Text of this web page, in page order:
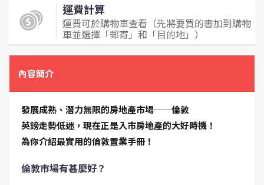
運費計算
運費可於購物車查看（先將要買的書加到購物
車並選擇「郵寄」和「目的地」）
內容簡介
發展成熟、潛力無限的房地產市場──倫敦
英鎊走勢低迷，現在正是入市房地產的大好時機！
為你介紹最實用的倫敦置業手冊！
倫敦市場有甚麼好？